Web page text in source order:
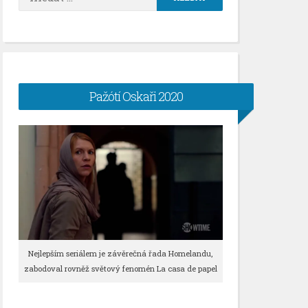
Pažótí Oskaři 2020
Nejlepším seriálem je závěrečná řada Homelandu,
zabodoval rovněž světový fenomén La casa de papel